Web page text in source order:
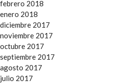
febrero 2018
enero 2018
diciembre 2017
noviembre 2017
octubre 2017
septiembre 2017
agosto 2017
julio 2017